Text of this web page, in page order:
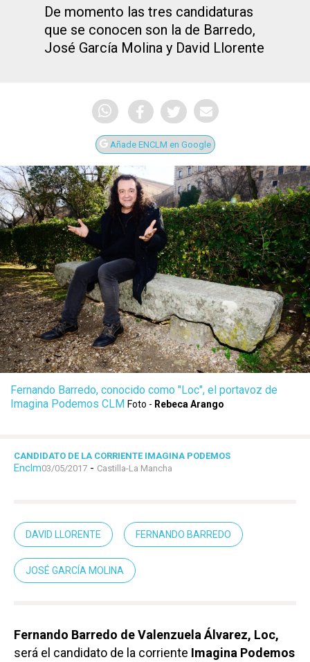
De momento las tres candidaturas
que se conocen son la de Barredo,
José García Molina y David Llorente
Añade ENCLM en Google
Fernando Barredo, conocido como "Loc", el portavoz de
Imagina Podemos CLM Foto - Rebeca Arango
CANDIDATO DE LA CORRIENTE IMAGINA PODEMOS
Enclm03/05/2017 - Castilla-La Mancha
DAVID LLORENTE FERNANDO BARREDO
JOSÉ GARCÍA MOLINA
Fernando Barredo de Valenzuela Álvarez, Loc,
será el candidato de la corriente Imagina Podemos